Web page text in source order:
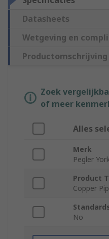
Datasheets
Wetgeving en
Productomschrijving
Zoek
of meer
Alles
Merk
Pegler
Product
Copper
No